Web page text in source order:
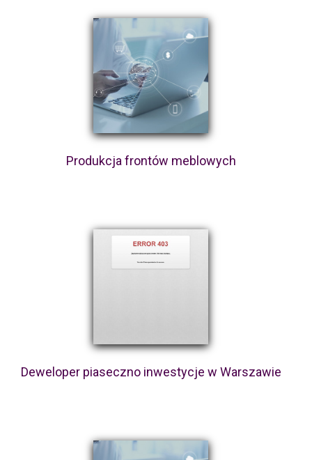
Produkcja frontów meblowych
Deweloper piaseczno inwestycje w Warszawie